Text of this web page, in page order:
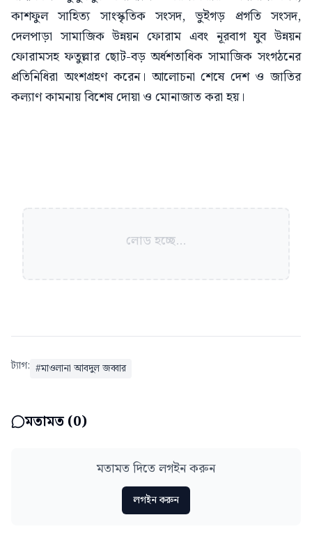
কাশফুল সাহিত্য সাংস্কৃতিক সংসদ, ভুইগড় প্রগতি সংসদ,
দেলপাড়া সামাজিক উন্নয়ন ফোরাম এবং নূরবাগ যুব উন্নয়ন
ফোরামসহ ফতুল্লার ছোট-বড় অর্ধশতাধিক সামাজিক সংগঠনের
প্রতিনিধিরা অংশগ্রহণ করেন। আলোচনা শেষে দেশ ও জাতির
কল্যাণ কামনায় বিশেষ দোয়া ও মোনাজাত করা হয়।
লোড হচ্ছে...
ট্যাগ: #মাওলানা আবদুল জব্বার
মতামত (0)
মতামত দিতে লগইন করুন
লগইন করুন